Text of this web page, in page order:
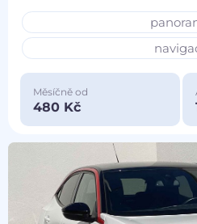
Měsíčně od
480 Kč